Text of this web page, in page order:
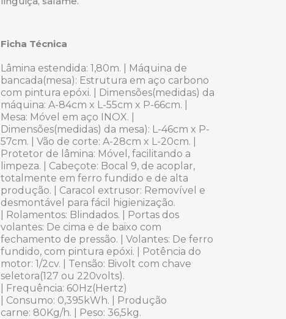
Ficha Técnica
Lâmina estendida: 1,80m. |
Máquina de
bancada(mesa): Estrutura em aço carbono
com pintura epóxi. |
Dimensões(medidas) da
máquina: A-84cm x L-55cm x P-66cm. |
Mesa: Móvel em aço INOX. |
Dimensões(medidas) da mesa): L-46cm x P-
57cm. | Vão de corte: A-28cm x L-20cm. |
Protetor de lâmina: Móvel, facilitando a
limpeza. | Cabeçote: Bocal 9, de acoplar,
totalmente em ferro fundido e de alta
produção. | Caracol extrusor: Removível e
desmontável para fácil higienização.
Rolamentos: Blindados. |
Portas dos
volantes: De cima e de baixo com
fechamento de pressão. | Volantes: De ferro
fundido, com pintura epóxi. |
Potência do
motor: 1/2cv. | Tensão: Bivolt com chave
seletora(127 ou 220volts).
Frequência: 60Hz(Hertz)
Consumo: 0,395kWh. |
Produção
carne: 80Kg/h. | Peso: 36,5kg.